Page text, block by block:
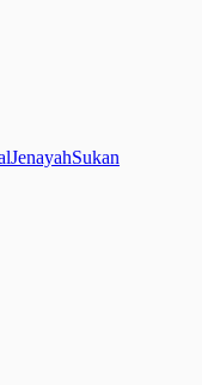
JenayahSukan